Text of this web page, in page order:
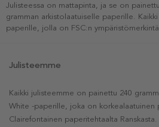
Julisteessa on mattapinta, ja se on
gramman arkistolaatuiselle paperille.
paperille, jolla on FSC:n
Julisteemme
Kaikki julisteemme on painettu 240
White -paperille, joka on korkealaatuinen
Clairefontainen paperitehtaalta